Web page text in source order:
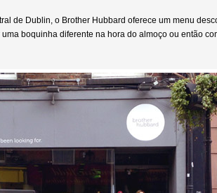
de Dublin, o Brother Hubbard oferece um menu
boquinha diferente na hora do almoço ou então